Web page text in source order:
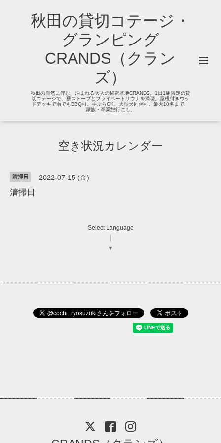
秋田の貸切コテージ・
グランピング
CRANDS（クラン
ズ）
秋田の自然に佇む、泊まれる大人の秘密基地CRANDS。1日1組限定の貸
切コテージで、薪ストーブとプライベートサウナを満喫。屋根付きウッ
ドデッキで雨でもBBQ可。手ぶらOK、大型犬同伴可。最大10名まで、
家族・卒業旅行にも。
空き状況カレンダー
清掃日 2022-07-15 (金)
清掃日
Select Language
▼